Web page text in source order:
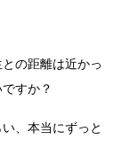
の距離は近かっ
すか？
、本当にずっと